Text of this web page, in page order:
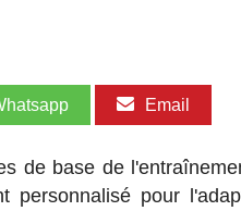
Email
de base de
personnalisé pour